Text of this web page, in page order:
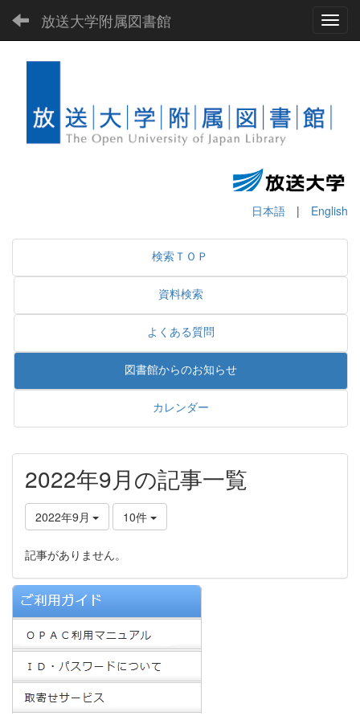
放送大学附属図書館
日本語 | English
検索ＴＯＰ
資料検索
よくある質問
図書館からのお知らせ
カレンダー
2022年9月の記事一覧
2022年9月 10件
記事がありません。